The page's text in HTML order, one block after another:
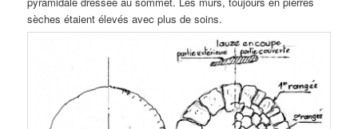
sèches étaient élevés avec plus de soins.